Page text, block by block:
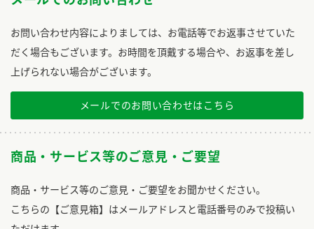
お問い合わせ内容によりましては、お電話等でお返事させていた
だく場合もございます。お時間を頂戴する場合や、お返事を差し
上げられない場合がございます。
メールでのお問い合わせはこちら
商品・サービス等のご意見・ご要望
商品・サービス等のご意見・ご要望をお聞かせください。
こちらの【ご意見箱】はメールアドレスと電話番号のみで投稿い